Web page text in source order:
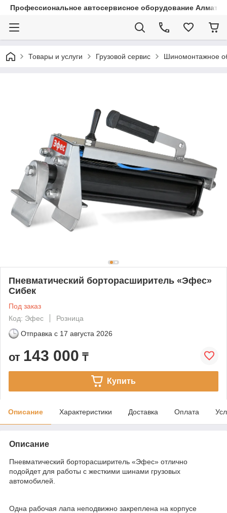
Профессиональное автосервисное оборудование Алматы
Товары и услуги Грузовой сервис Шиномонтажное
Пневматический борторасширитель «Эфес»
Сибек
Под заказ
Код: Эфес
Розница
Отправка с 17 августа 2026
от 143 000 ₸
Купить
Описание Характеристики Доставка Оплата
Описание
Пневматический борторасширитель «Эфес» отлично
подойдет для работы с жесткими шинами грузовых
автомобилей.
Одна рабочая лапа неподвижно закреплена на корпусе